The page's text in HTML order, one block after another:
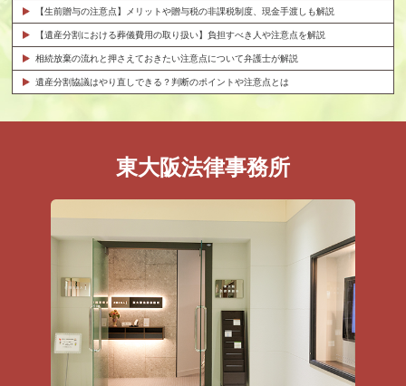
【生前贈与の注意点】メリットや贈与税の非課税制度、現金手渡しも解説
【遺産分割における葬儀費用の取り扱い】負担すべき人や注意点を解説
相続放棄の流れと押さえておきたい注意点について弁護士が解説
遺産分割協議はやり直しできる？判断のポイントや注意点とは
東大阪法律事務所